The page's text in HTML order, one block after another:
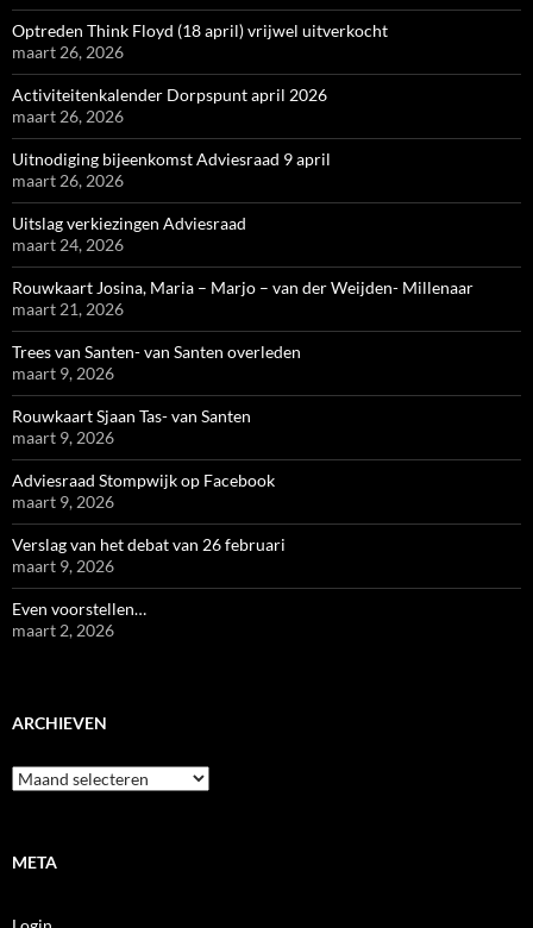
Optreden Think Floyd (18 april) vrijwel uitverkocht
maart 26, 2026
Activiteitenkalender Dorpspunt april 2026
maart 26, 2026
Uitnodiging bijeenkomst Adviesraad 9 april
maart 26, 2026
Uitslag verkiezingen Adviesraad
maart 24, 2026
Rouwkaart Josina, Maria – Marjo – van der Weijden- Millenaar
maart 21, 2026
Trees van Santen- van Santen overleden
maart 9, 2026
Rouwkaart Sjaan Tas- van Santen
maart 9, 2026
Adviesraad Stompwijk op Facebook
maart 9, 2026
Verslag van het debat van 26 februari
maart 9, 2026
Even voorstellen…
maart 2, 2026
ARCHIEVEN
Archieven
META